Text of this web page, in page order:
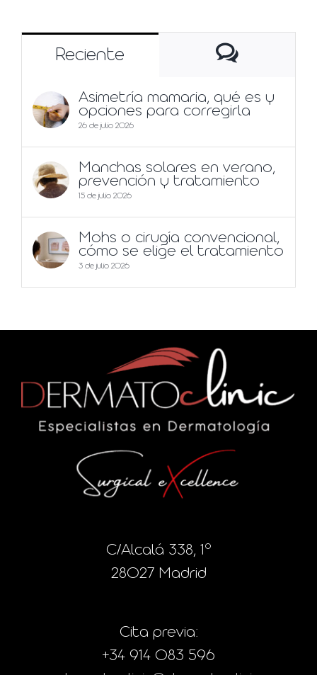
Reciente
Asimetría mamaria, qué es y
opciones para corregirla
26 de julio 2026
Manchas solares en verano,
prevención y tratamiento
15 de julio 2026
Mohs o cirugía convencional,
cómo se elige el tratamiento
3 de julio 2026
C/Alcalá 338, 1º
28027 Madrid
Cita previa:
+34 914 083 596